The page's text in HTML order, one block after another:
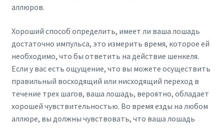
аллюров.
Хороший способ определить, имеет ли ваша лошадь
достаточно импульса, это измерить время, которое ей
необходимо, что бы ответить на действие шенкеля.
Если у вас есть ощущение, что вы можете осуществить
правильный восходящий или нисходящий переход в
течение трех шагов, ваша лошадь, вероятно, обладает
хорошей чувствительностью. Во время езды на любом
аллюре, вы должны чувствовать, что ваша лошадь